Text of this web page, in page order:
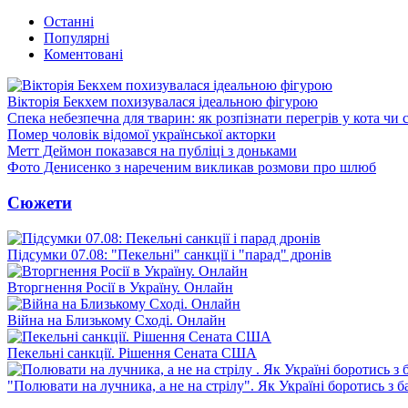
Останні
Популярні
Коментовані
Вікторія Бекхем похизувалася ідеальною фігурою
Спека небезпечна для тварин: як розпізнати перегрів у кота чи
Помер чоловік відомої української акторки
Метт Деймон показався на публіці з доньками
Фото Денисенко з нареченим викликав розмови про шлюб
Сюжети
Підсумки 07.08: "Пекельні" санкції і "парад" дронів
Вторгнення Росії в Україну. Онлайн
Війна на Близькому Сході. Онлайн
Пекельні санкції. Рішення Сената США
"Полювати на лучника, а не на стрілу". Як Україні боротись з